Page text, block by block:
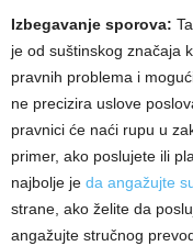
Izbegavanje sporova:
je od suštinskog značaja
pravnih problema i
ne precizira uslove
pravnici će naći rupu u
primer, ako poslujete ili
najbolje je da angažujte
strane, ako želite da
angažujte stručnog